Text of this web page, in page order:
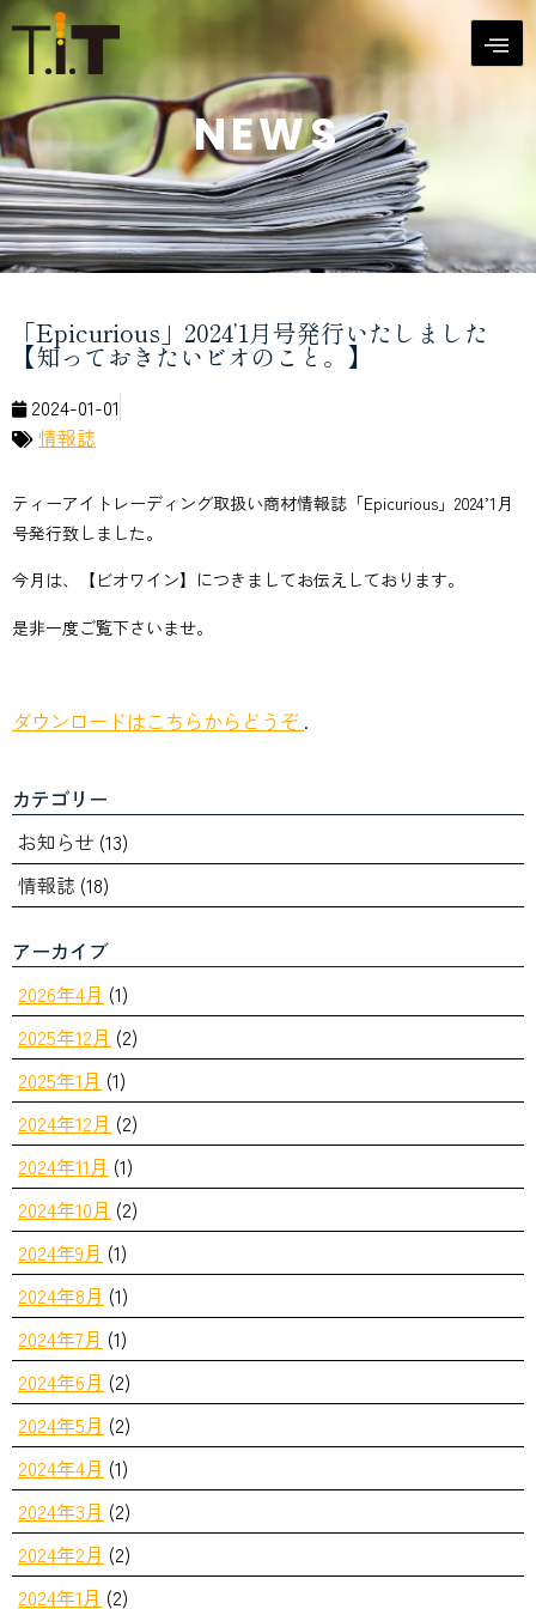
NEWS
「Epicurious」2024’1月号発行いたしました
【知っておきたいビオのこと。】
2024-01-01
情報誌
ティーアイトレーディング取扱い商材情報誌「Epicurious」2024’1月
号発行致しました。
今月は、【ビオワイン】につきましてお伝えしております。
是非一度ご覧下さいませ。
ダウンロードはこちらからどうぞ .
カテゴリー
お知らせ (13)
情報誌 (18)
アーカイブ
2026年4月 (1)
2025年12月 (2)
2025年1月 (1)
2024年12月 (2)
2024年11月 (1)
2024年10月 (2)
2024年9月 (1)
2024年8月 (1)
2024年7月 (1)
2024年6月 (2)
2024年5月 (2)
2024年4月 (1)
2024年3月 (2)
2024年2月 (2)
2024年1月 (2)